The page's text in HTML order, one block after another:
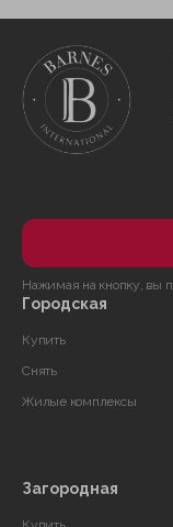
Городская
Купить
Снять
Жилые комплексы
Загородная
Нажимая на кнопку, вы